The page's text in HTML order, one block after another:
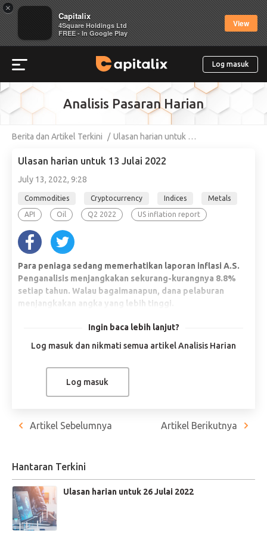
×
Capitalix
4Square Holdings Ltd
FREE - In Google Play
View
Log masuk
Analisis Pasaran Harian
Berita dan Artikel Terkini Ulasan harian untuk …
Ulasan harian untuk 13 Julai 2022
July 13, 2022, 9:28
Commodities Cryptocurrency Indices Metals
API Oil Q2 2022 US inflation report
Para peniaga sedang memerhatikan laporan inflasi A.S.
Penganalisis menjangkakan sekurang-kurangnya 8.8%
setiap tahun. Walau bagaimanapun, dana pelaburan
menjangkakan angka yang lebih tinggi.
Pengurus dana kripto, Three Arrows Capital tidak muncul
di hadapan mahkamah di Amerika Syarikat. Dana itu
difailkan untuk muflis dalam musim sejuk kripto.
Inventori minyak meningkat 4.8 juta tong mengikut API.
Peningkatan bekalan memberi kesan besar kepada
Syarikat mula melaporkan keputusan kewangan untuk Q2
2022. Pedagang terus memerhatikan CPI di Amerika
GOLD -0.46%
Para peniaga sedang memerhatikan laporan inflasi A.S.
Penganalisis menjangkakan nilainya sekurang-kurangnya 8.8%
setiap tahun. Walau bagaimanapun, dana pelaburan
Ingin baca lebih lanjut?
Log masuk dan nikmati semua artikel Analisis Harian
Log masuk
Artikel Sebelumnya Artikel Berikutnya
Hantaran Terkini
Ulasan harian untuk 26 Julai 2022